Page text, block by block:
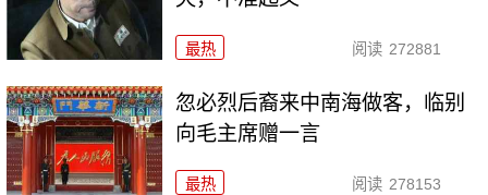
最热 阅读 272881
忽必烈后裔来中南海做客，临别
向毛主席赠一言
最热 阅读 278153